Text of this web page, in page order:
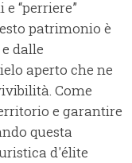
“perriere”
patrimonio è
dalle
aperto che ne
Come
e garantire
questa
d'élite